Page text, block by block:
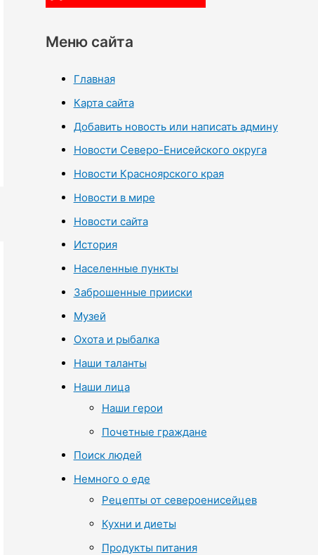
Меню сайта
Главная
Карта сайта
Добавить новость или написать админу
Новости Северо-Енисейского округа
Новости Красноярского края
Новости в мире
Новости сайта
История
Населенные пункты
Заброшенные прииски
Музей
Охота и рыбалка
Наши таланты
Наши лица
Наши герои
Почетные граждане
Поиск людей
Немного о еде
Рецепты от североенисейцев
Кухни и диеты
Продукты питания